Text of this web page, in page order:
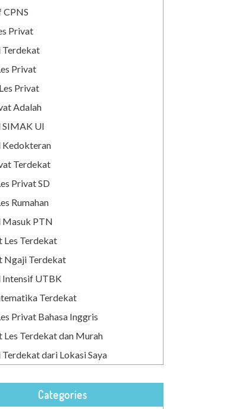
CPNS
Privat
Terdekat
Privat
Privat
Adalah
SIMAK UI
Kedokteran
Terdekat
Privat SD
Rumahan
Masuk PTN
Les Terdekat
Ngaji Terdekat
Intensif UTBK
Terdekat
Privat Bahasa Inggris
Les Terdekat dan Murah
dari Lokasi Saya
Categories